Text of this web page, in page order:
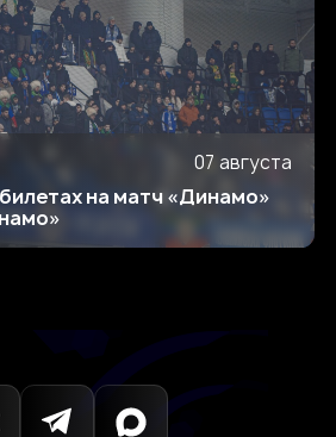
07 августа
на матч «Динамо»